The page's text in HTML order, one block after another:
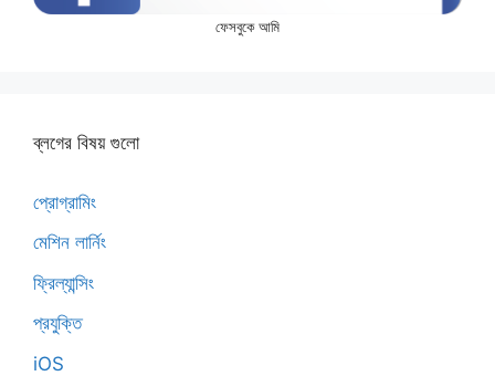
ফেসবুকে আমি
ব্লগের বিষয় গুলো
প্রোগ্রামিং
মেশিন লার্নিং
ফ্রিল্যান্সিং
প্রযুক্তি
iOS